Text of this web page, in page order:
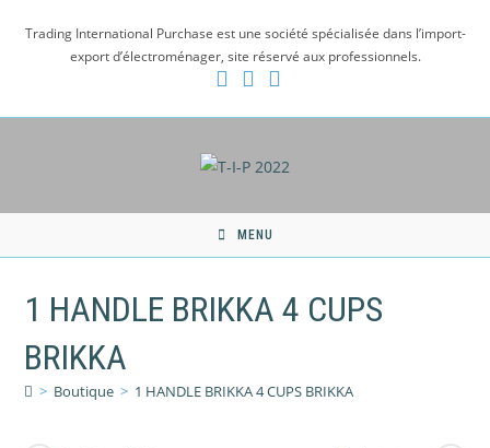
Trading International Purchase est une société spécialisée dans l’import-
export d’électroménager, site réservé aux professionnels.
MENU
1 HANDLE BRIKKA 4 CUPS
BRIKKA
> Boutique > 1 HANDLE BRIKKA 4 CUPS BRIKKA